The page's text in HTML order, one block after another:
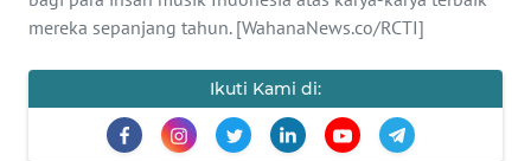
mereka sepanjang tahun. [WahanaNews.co/RCTI]
Ikuti Kami di:
OLAHRAGA
EDITORIAL